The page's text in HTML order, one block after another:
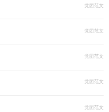
党团范文
党团范文
党团范文
党团范文
党团范文